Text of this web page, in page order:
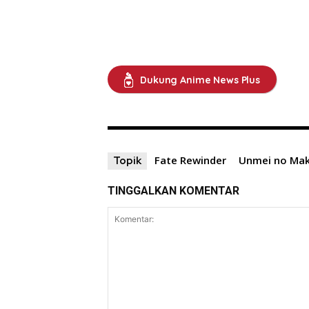
Dukung Anime News Plus
Topik Fate Rewinder Unmei no
TINGGALKAN KOMENTAR